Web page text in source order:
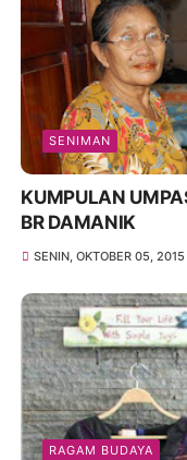
SENIMAN
KUMPULAN
BR DAMANIK
SENIN, OKTOBER 05, 2015
RAGAM BUDAYA